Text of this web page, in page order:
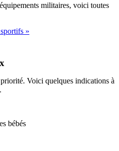
militaires, voici toutes
Voici quelques indications à